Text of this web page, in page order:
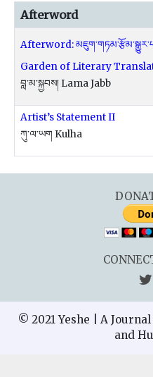
Afterword
Afterword:
Garden of Literary
བླ་མ་སྐྱབས། Lama Jabb
Artist’s Statement II
ཀུ་ལ་ཡག Kulha
© 2021 Yeshe | A
and